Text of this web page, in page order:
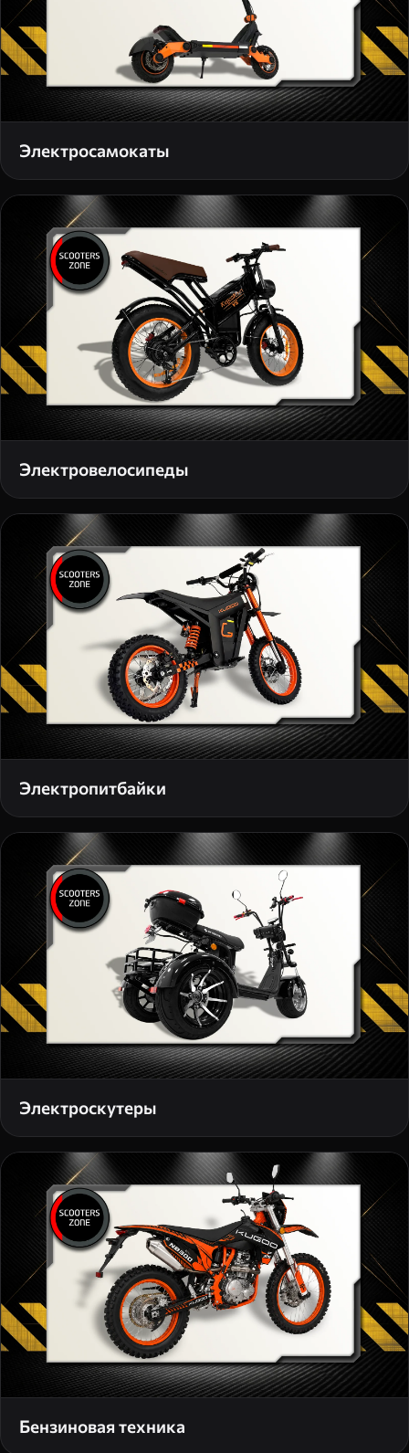
Электросамокаты
Электровелосипеды
Электропитбайки
Электроскутеры
Бензиновая техника